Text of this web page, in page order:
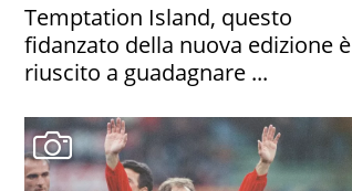
Temptation Island, questo
fidanzato della nuova edizione è
riuscito a guadagnare ...